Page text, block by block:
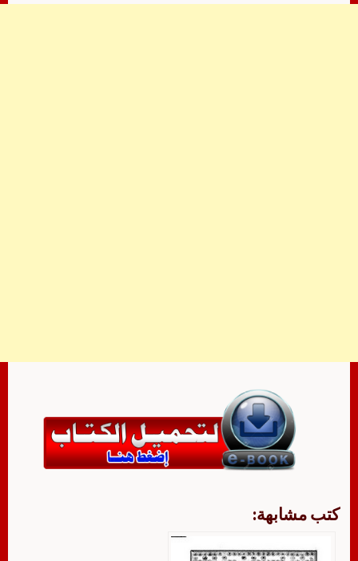
كتب مشابهة: